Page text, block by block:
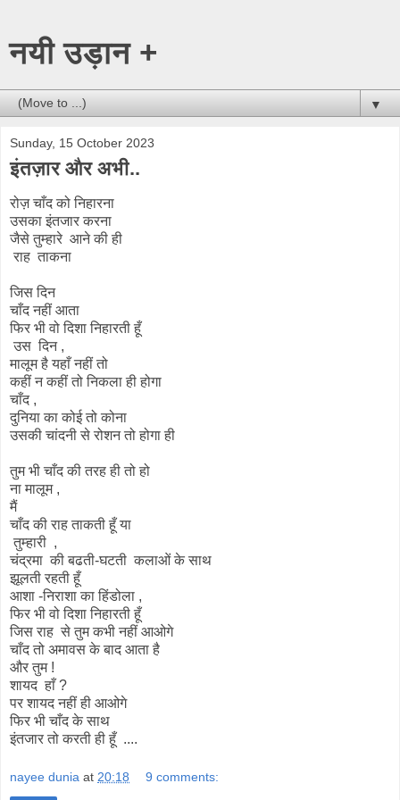
नयी उड़ान +
▼
Sunday, 15 October 2023
इंतज़ार और अभी..
रोज़ चाँद को निहारना
उसका इंतजार करना
जैसे तुम्हारे आने की ही
राह ताकना
जिस दिन
चाँद नहीं आता
फिर भी वो दिशा निहारती हूँ
उस दिन ,
मालूम है यहाँ नहीं तो
कहीं न कहीं तो निकला ही होगा
चाँद ,
दुनिया का कोई तो कोना
उसकी चांदनी से रोशन तो होगा ही
तुम भी चाँद की तरह ही तो हो
ना मालूम ,
मैं
चाँद की राह ताकती हूँ या
तुम्हारी ,
चंद्रमा की बढती-घटती कलाओं के साथ
झूलती रहती हूँ
आशा -निराशा का हिंडोला ,
फिर भी वो दिशा निहारती हूँ
जिस राह से तुम कभी नहीं आओगे
चाँद तो अमावस के बाद आता है
और तुम !
शायद हाँ ?
पर शायद नहीं ही आओगे
फिर भी चाँद के साथ
इंतजार तो करती ही हूँ ....
nayee dunia at 20:18 9 comments: